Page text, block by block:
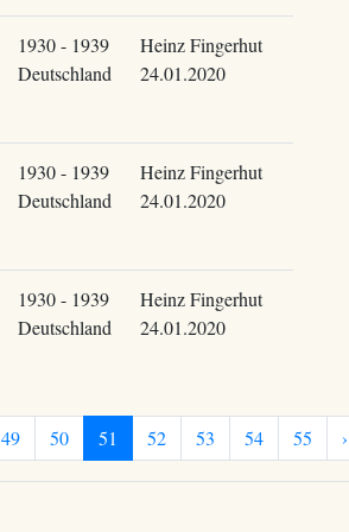
1930 - 1939
Deutschland
Heinz Fingerhut
24.01.2020
1930 - 1939
Deutschland
Heinz Fingerhut
24.01.2020
1930 - 1939
Deutschland
Heinz Fingerhut
24.01.2020
49 50 51 52 53 54 55 ›